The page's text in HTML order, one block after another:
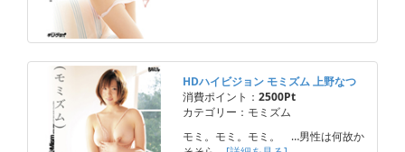
HDハイビジョン モミズム 上野なつ
消費ポイント： 2500Pt
カテゴリー：モミズム
モミ。モミ。モミ。 …男性は何故か